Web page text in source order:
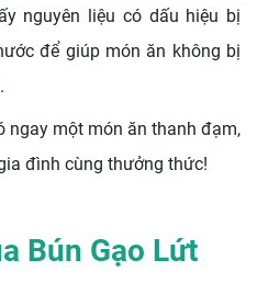
nguyên liệu có dấu hiệu bị
để giúp món ăn không bị
ngay một món ăn thanh đạm,
đình cùng thưởng thức!
Bún Gạo Lứt